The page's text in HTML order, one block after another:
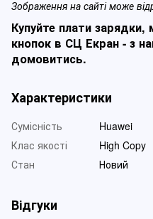
Зображення на сайті може
Купуйте плати
кнопок в СЦ Екран - з
домовитись.
Характеристики
Сумісність
Huawei
Клас якості
High Copy
Стан
Новий
Відгуки